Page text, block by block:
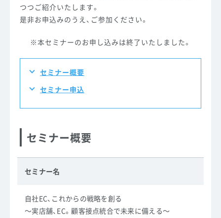
つつご紹介いたします。
是非お申込みのうえ、ご参加ください。
※本セミナーのお申し込みは終了いたしました。
セミナー概要
セミナー申込
セミナー概要
セミナー名
自社EC、これからの戦略を創る
～実店舗、EC。顧客接点統合で未来に備える～